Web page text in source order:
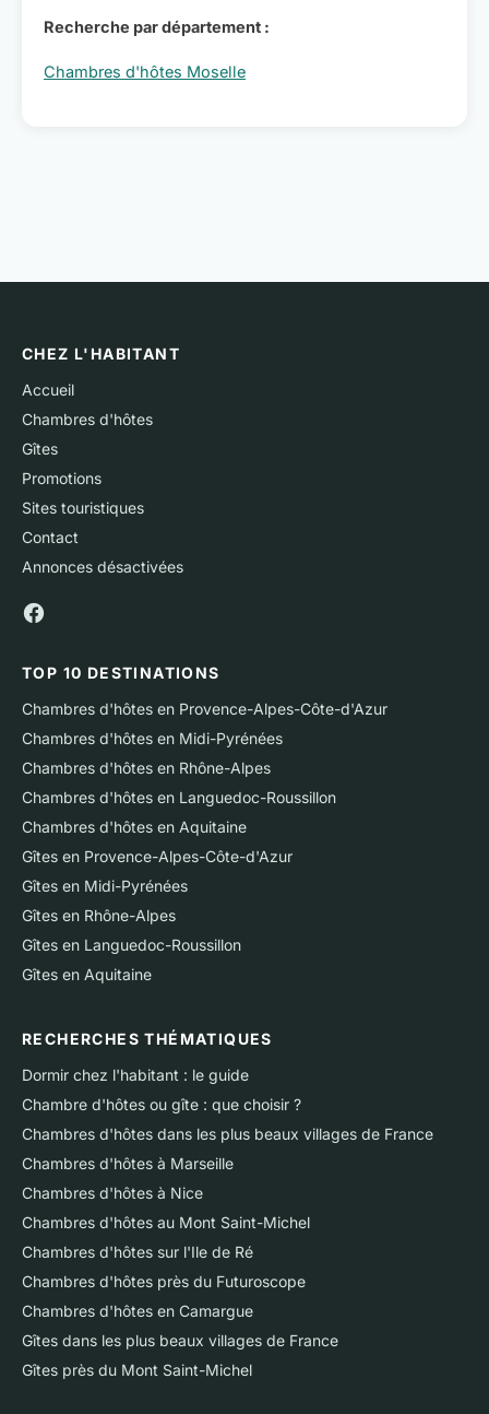
Recherche par département :
Chambres d'hôtes Moselle
CHEZ L'HABITANT
Accueil
Chambres d'hôtes
Gîtes
Promotions
Sites touristiques
Contact
Annonces désactivées
TOP 10 DESTINATIONS
Chambres d'hôtes en Provence-Alpes-Côte-d'Azur
Chambres d'hôtes en Midi-Pyrénées
Chambres d'hôtes en Rhône-Alpes
Chambres d'hôtes en Languedoc-Roussillon
Chambres d'hôtes en Aquitaine
Gîtes en Provence-Alpes-Côte-d'Azur
Gîtes en Midi-Pyrénées
Gîtes en Rhône-Alpes
Gîtes en Languedoc-Roussillon
Gîtes en Aquitaine
RECHERCHES THÉMATIQUES
Dormir chez l'habitant : le guide
Chambre d'hôtes ou gîte : que choisir ?
Chambres d'hôtes dans les plus beaux villages de France
Chambres d'hôtes à Marseille
Chambres d'hôtes à Nice
Chambres d'hôtes au Mont Saint-Michel
Chambres d'hôtes sur l'Ile de Ré
Chambres d'hôtes près du Futuroscope
Chambres d'hôtes en Camargue
Gîtes dans les plus beaux villages de France
Gîtes près du Mont Saint-Michel